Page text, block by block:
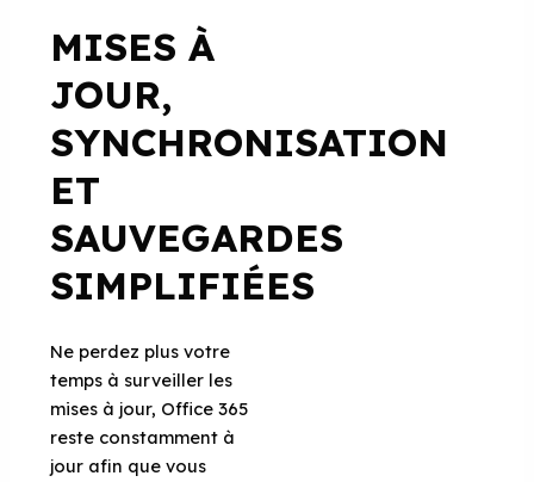
MISES À
JOUR,
SYNCHRONISATION
ET
SAUVEGARDES
SIMPLIFIÉES
Ne perdez plus votre
temps à surveiller les
mises à jour, Office 365
reste constamment à
jour afin que vous